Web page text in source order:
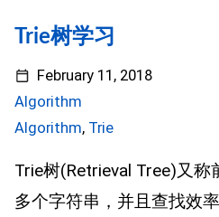
Trie树学习
February 11, 2018
Algorithm
Algorithm, Trie
Trie树(Retrieval Tree)又
多个字符串，并且查找效率